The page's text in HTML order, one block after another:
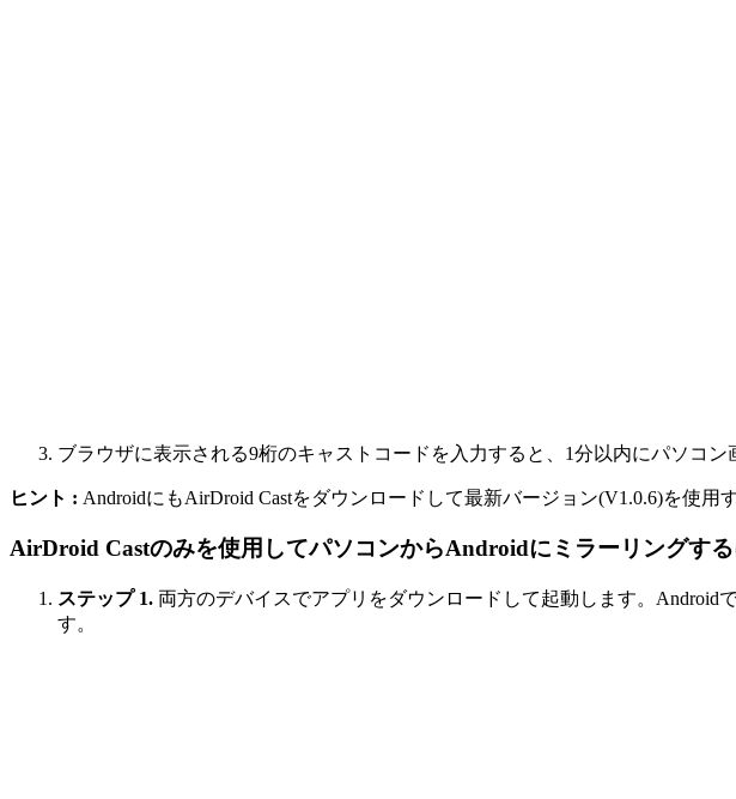
ブラウザに表示される9桁のキャストコードを入力すると、1分以内にパソコン
ヒント : AndroidにもAirDroid Castをダウンロードして最新バージョン(V1.0.6)を使
AirDroid Castのみを使用してパソコンからAndroidにミラーリングする
ステップ 1. 両方のデバイスでアプリをダウンロードして起動します。
す。